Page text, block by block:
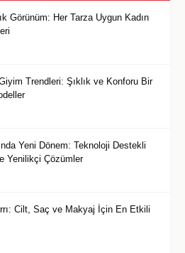
Görünüm: Her Tarza Uygun Kadın
Trendleri: Şıklık ve Konforu Bir
Yeni Dönem: Teknoloji Destekli
Yenilikçi Çözümler
Cilt, Saç ve Makyaj İçin En Etkili